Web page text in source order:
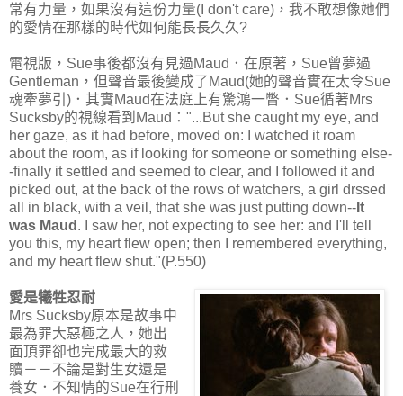
常有力量，如果沒有這份力量(I don't care)，我不敢想像她們
的愛情在那樣的時代如何能長長久久?
電視版，Sue事後都沒有見過Maud．在原著，Sue曾夢過
Gentleman，但聲音最後變成了Maud(她的聲音實在太令Sue
魂牽夢引)．其實Maud在法庭上有驚鴻一瞥．Sue循著Mrs
Sucksby的視線看到Maud："...But she caught my eye, and
her gaze, as it had before, moved on: I watched it roam
about the room, as if looking for someone or something else-
-finally it settled and seemed to clear, and I followed it and
picked out, at the back of the rows of watchers, a girl drssed
all in black, with a veil, that she was just putting down-- It
was Maud . I saw her, not expecting to see her: and I'll tell
you this, my heart flew open; then I remembered everything,
and my heart flew shut."(P.550)
愛是犧牲忍耐
Mrs Sucksby原本是故事中
最為罪大惡極之人，她出
面頂罪卻也完成最大的救
贖－－不論是對生女還是
養女．不知情的Sue在行刑